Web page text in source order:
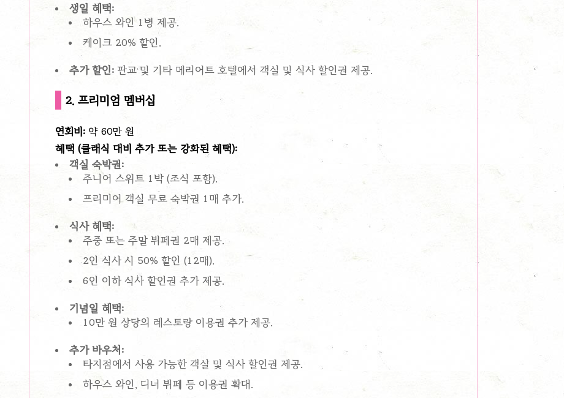
생일 혜택:
하우스 와인 1병 제공.
케이크 20% 할인.
추가 할인: 판교 및 기타 메리어트 호텔에서 객실 및 식사 할인권 제공.
2. 프리미엄 멤버십
연회비: 약 60만 원
혜택 (클래식 대비 추가 또는 강화된 혜택):
객실 숙박권:
주니어 스위트 1박 (조식 포함).
프리미어 객실 무료 숙박권 1매 추가.
식사 혜택:
주중 또는 주말 뷔페권 2매 제공.
2인 식사 시 50% 할인 (12매).
6인 이하 식사 할인권 추가 제공.
기념일 혜택:
10만 원 상당의 레스토랑 이용권 추가 제공.
추가 바우처:
타지점에서 사용 가능한 객실 및 식사 할인권 제공.
하우스 와인, 디너 뷔페 등 이용권 확대.